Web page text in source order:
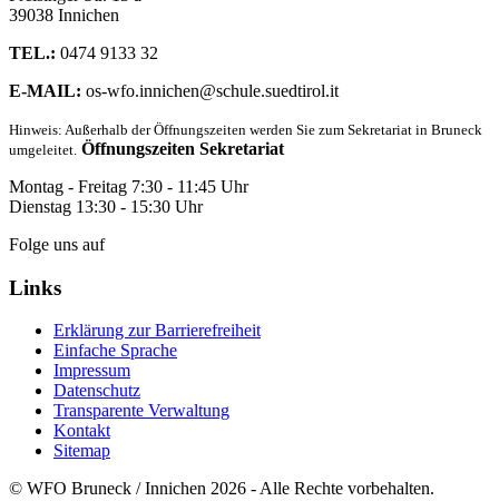
39038 Innichen
TEL.: 0474 9133 32
E-MAIL: os-wfo.innichen@schule.suedtirol.it
Hinweis: Außerhalb der Öffnungszeiten werden Sie zum Sekretariat in Bruneck
umgeleitet. Öffnungszeiten Sekretariat
Montag - Freitag 7:30 - 11:45 Uhr
Dienstag 13:30 - 15:30 Uhr
Folge uns auf
Links
Erklärung zur Barrierefreiheit
Einfache Sprache
Impressum
Datenschutz
Transparente Verwaltung
Kontakt
Sitemap
© WFO Bruneck / Innichen 2026 - Alle Rechte vorbehalten.